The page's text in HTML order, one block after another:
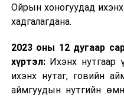
Ойрын хоногуудад
хадгалагдана.
2023 оны 12 дугаар
хүртэл:Ихэнх нутгаар
ихэнх нутаг, говийн
аймгуудын нутгийн